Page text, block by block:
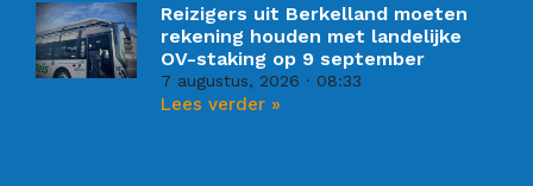
Reizigers uit Berkelland moeten
rekening houden met landelijke
OV-staking op 9 september
7 augustus, 2026 08:33
Lees verder »